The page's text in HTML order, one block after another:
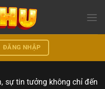
ĐĂNG NHẬP
sự tin tưởng không chỉ đến